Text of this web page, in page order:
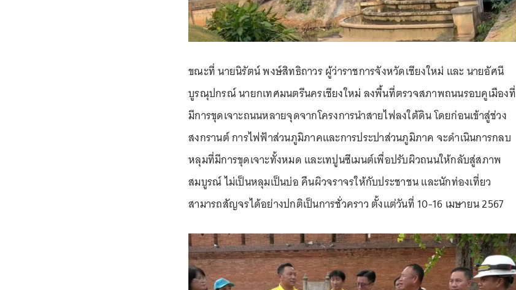
ขณะที่ นายนิรัตน์ พงษ์สิทธิถาวร ผู้ว่าราชการจังหวัดเชียงใหม่ และ นายอัศนี
บูรณุปกรณ์ นายกเทศมนตรีนครเชียงใหม่ ลงพื้นที่ตรวจสภาพถนนรอบคูเมืองที่
มีการขุดเจาะถนนหลายจุดจากโครงการนำสายไฟลงใต้ดิน โดยก่อนเข้าสู่ช่วง
สงกรานต์ การไฟฟ้าส่วนภูมิภาคและการประปาส่วนภูมิภาค จะดำเนินการกลบ
หลุมที่มีการขุดเจาะทั้งหมด และเทปูนซีเมนต์เพื่อปรับผิวถนนให้กลับสู่สภาพ
สมบูรณ์ ไม่เป็นหลุมเป็นบ่อ คืนผิวจราจรให้กับประชาชน และนักท่องเที่ยว
สามารถสัญจรได้อย่างปกติเป็นการชั่วคราว ตั้งแต่วันที่ 10-16 เมษายน 2567